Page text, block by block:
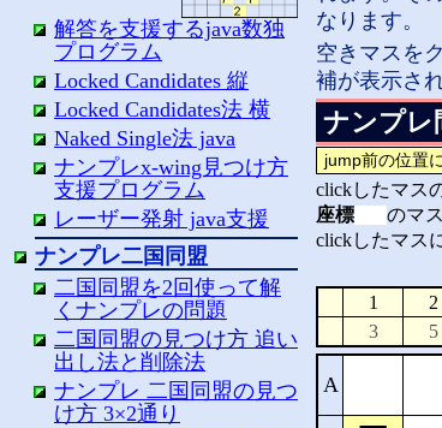
なります。
空きマスを
補が表示さ
ナンプレ
clickしたマス
座標
のマ
clickしたマス
A
解答を支援するjava数独
プログラム
Locked Candidates 縦
Locked Candidates法 横
Naked Single法 java
ナンプレx-wing見つけ方
支援プログラム
レーザー発射 java支援
ナンプレ二国同盟
二国同盟を2回使って解
くナンプレの問題
二国同盟の見つけ方 追い
出し法と削除法
ナンプレ 二国同盟の見つ
け方 3×2通り